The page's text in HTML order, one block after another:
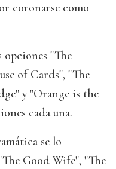
coronarse como
opciones "The
of Cards", "The
y "Orange is the
cada una.
se lo
Good Wife", "The